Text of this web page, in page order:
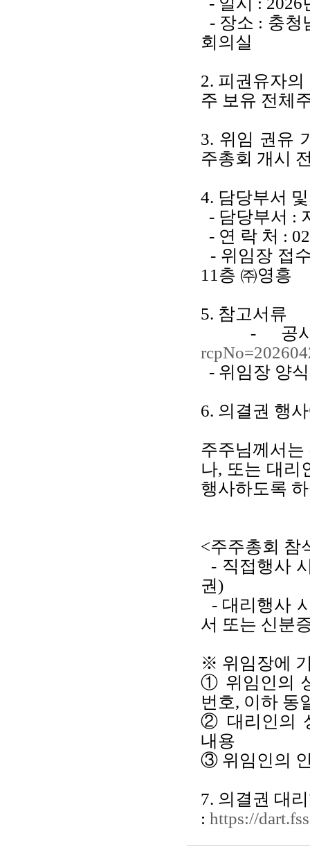
- 장소 : 충청
회의실
2. 피권유자
주 보유 전체
3. 위임 권유
주총회 개시
4. 담당부서
- 담당부서 :
- 연 락 처 :
- 위임장 접
11층 ㈜영흥
5. 참고서류
- 공
- 위임장 양
6. 의결권 행
주주님께서
나, 또는 대리
행사하도록
<주주총회 참
- 직접행사
권)
- 대리행사
서 또는 신분
※ 위임장에
① 위임인의
번호, 이하 동
② 대리인의
내용
③ 위임인의
7. 의결권 대
: https://